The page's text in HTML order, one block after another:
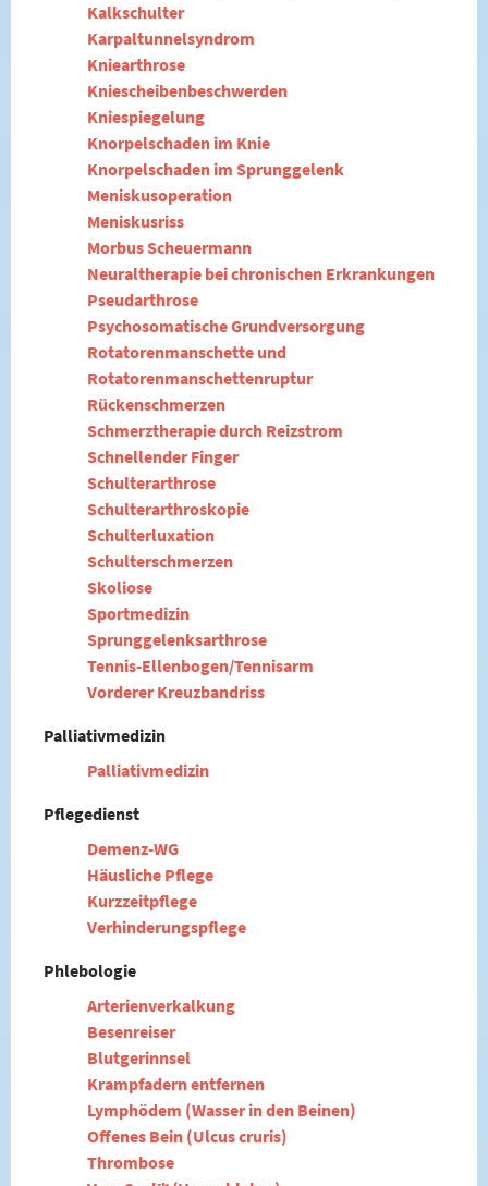
Kalkschulter
Karpaltunnelsyndrom
Kniearthrose
Kniescheibenbeschwerden
Kniespiegelung
Knorpelschaden im Knie
Knorpelschaden im Sprunggelenk
Meniskusoperation
Meniskusriss
Morbus Scheuermann
Neuraltherapie bei chronischen Erkrankungen
Pseudarthrose
Psychosomatische Grundversorgung
Rotatorenmanschette und
Rotatorenmanschettenruptur
Rückenschmerzen
Schmerztherapie durch Reizstrom
Schnellender Finger
Schulterarthrose
Schulterarthroskopie
Schulterluxation
Schulterschmerzen
Skoliose
Sportmedizin
Sprunggelenksarthrose
Tennis-Ellenbogen/Tennisarm
Vorderer Kreuzbandriss
Palliativmedizin
Palliativmedizin
Pflegedienst
Demenz-WG
Häusliche Pflege
Kurzzeitpflege
Verhinderungspflege
Phlebologie
Arterienverkalkung
Besenreiser
Blutgerinnsel
Krampfadern entfernen
Lymphödem (Wasser in den Beinen)
Offenes Bein (Ulcus cruris)
Thrombose